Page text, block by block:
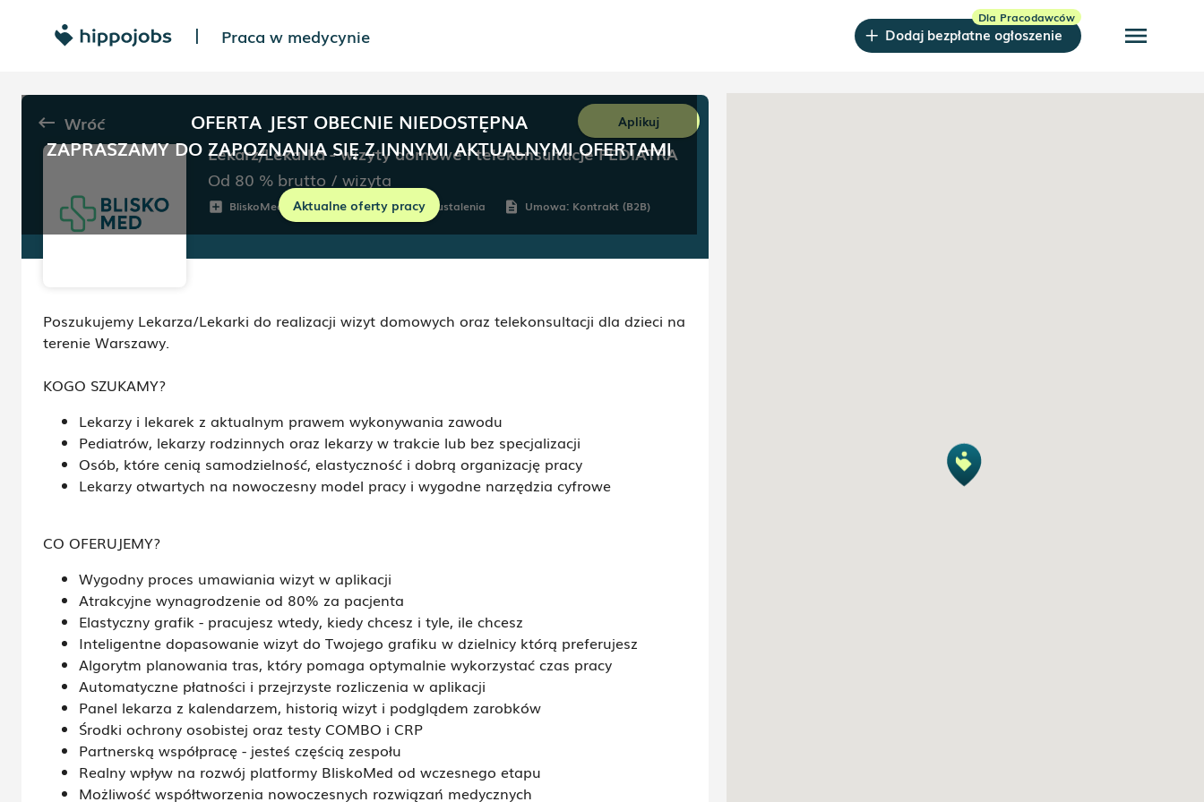
| Praca w medycynie Dodaj bezpłatne ogłoszenie menu
OFERTA JEST OBECNIE NIEDOSTĘPNA
ZAPRASZAMY DO ZAPOZNANIA SIĘ Z INNYMI AKTUALNYMI OFERTAMI
Aktualne oferty pracy
keyboard_backspace Wróć Aplikuj
Lekarz/Lekarka - wizyty domowe i telekonsultacje PEDIATRA
Od 80 % brutto / wizyta
add_box BliskoMed room Warszawa schedule Do ustalenia description Umowa: Kontrakt (B2B)
Poszukujemy Lekarza/Lekarki do realizacji wizyt domowych oraz telekonsultacji dla dzieci na
terenie Warszawy.
KOGO SZUKAMY?
Lekarzy i lekarek z aktualnym prawem wykonywania zawodu
Pediatrów, lekarzy rodzinnych oraz lekarzy w trakcie lub bez specjalizacji
Osób, które cenią samodzielność, elastyczność i dobrą organizację pracy
Lekarzy otwartych na nowoczesny model pracy i wygodne narzędzia cyfrowe
CO OFERUJEMY?
Wygodny proces umawiania wizyt w aplikacji
Atrakcyjne wynagrodzenie od 80% za pacjenta
Elastyczny grafik - pracujesz wtedy, kiedy chcesz i tyle, ile chcesz
Inteligentne dopasowanie wizyt do Twojego grafiku w dzielnicy którą preferujesz
Algorytm planowania tras, który pomaga optymalnie wykorzystać czas pracy
Automatyczne płatności i przejrzyste rozliczenia w aplikacji
Panel lekarza z kalendarzem, historią wizyt i podglądem zarobków
Środki ochrony osobistej oraz testy COMBO i CRP
Partnerską współpracę - jesteś częścią zespołu
Realny wpływ na rozwój platformy BliskoMed od wczesnego etapu
Możliwość współtworzenia nowoczesnych rozwiązań medycznych